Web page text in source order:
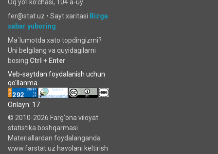
Oq yo'l ko‘chаsi, 104 a-uy
fer@stat.uz • Sayt xaritasi Bizga
xabar yuboring
Ma`lumotda xato topdingizmi?
Uni belgilang va quyidagilarni
bosing Ctrl + Enter
Veb-saytdan foydalanish uchun
qo'llanma
Onlayn: 17
© 2010-2026 Farg‘ona viloyat
statistika boshqarmasi
Materiallardan foydalanganda
www.farstat.uz havolani keltirish